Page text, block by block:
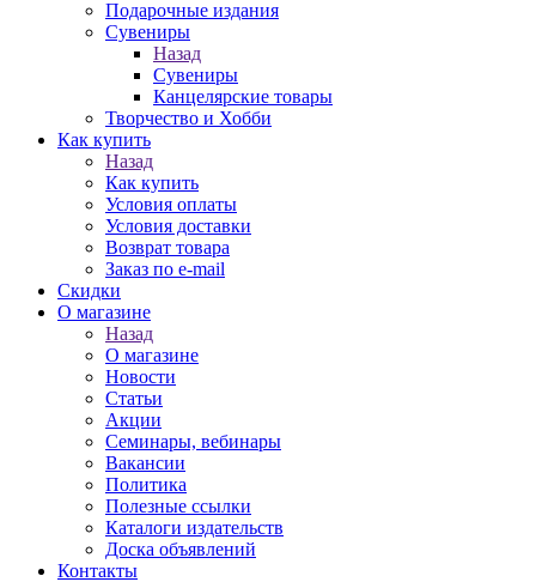
Подарочные издания
Сувениры
Назад
Сувениры
Канцелярские товары
Творчество и Хобби
Как купить
Назад
Как купить
Условия оплаты
Условия доставки
Возврат товара
Заказ по e-mail
Скидки
О магазине
Назад
О магазине
Новости
Статьи
Акции
Семинары, вебинары
Вакансии
Политика
Полезные ссылки
Каталоги издательств
Доска объявлений
Контакты